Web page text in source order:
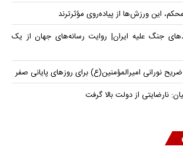
این ورزش‌ها از پیاده‌روی مؤثرترند
جنگ علیه ایران| روایت رسانه‌های جهان از یک
نورانی امیرالمؤمنین(ع) برای روزهای پایانی صفر
نارضایتی از دولت بالا گرفت